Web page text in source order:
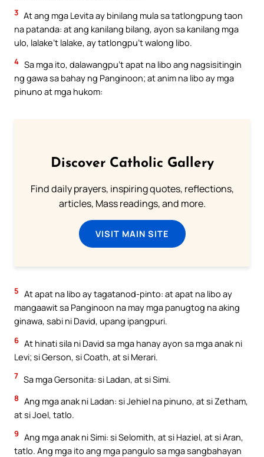
3 At ang mga Levita ay binilang mula sa tatlongpung taon
na patanda: at ang kanilang bilang, ayon sa kanilang mga
ulo, lalake’t lalake, ay tatlongpu’t walong libo.
4 Sa mga ito, dalawangpu’t apat na libo ang nagsisitingin
ng gawa sa bahay ng Panginoon; at anim na libo ay mga
pinuno at mga hukom:
Discover Catholic Gallery
Find daily prayers, inspiring quotes, reflections,
articles, Mass readings, and more.
VISIT MAIN SITE
5 At apat na libo ay tagatanod-pinto: at apat na libo ay
mangaawit sa Panginoon na may mga panugtog na aking
ginawa, sabi ni David, upang ipangpuri.
6 At hinati sila ni David sa mga hanay ayon sa mga anak ni
Levi; si Gerson, si Coath, at si Merari.
7 Sa mga Gersonita: si Ladan, at si Simi.
8 Ang mga anak ni Ladan: si Jehiel na pinuno, at si Zetham,
at si Joel, tatlo.
9 Ang mga anak ni Simi: si Selomith, at si Haziel, at si Aran,
tatlo. Ang mga ito ang mga pangulo sa mga sangbahayan